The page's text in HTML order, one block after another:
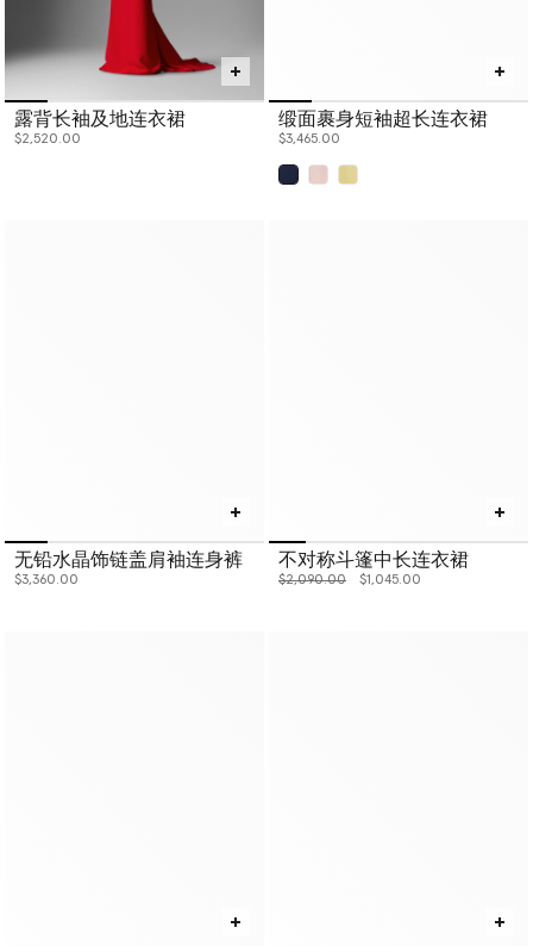
露背长袖及地连衣裙
$2,520.00
缎面裹身短袖超长连衣裙
$3,465.00
无铅水晶饰链盖肩袖连身裤
$3,360.00
不对称斗篷中长连衣裙
价格从
$2,090.00下降至
$1,045.00